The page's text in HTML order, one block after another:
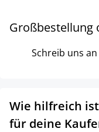
Großbestellung
Schreib uns an
Wie hilfreich
für deine